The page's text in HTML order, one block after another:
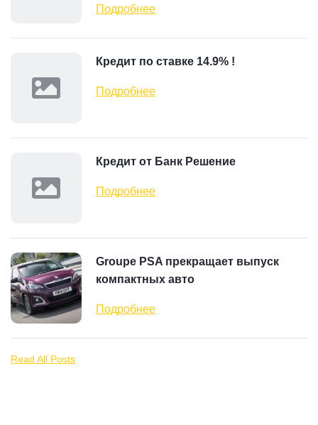
Подробнее
Кредит по ставке 14.9% !
Подробнее
Кредит от Банк Решение
Подробнее
Groupe PSA прекращает выпуск
компактных авто
Подробнее
Read All Posts